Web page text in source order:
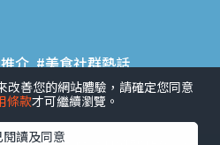
介 #美食社群熱話
應用程式 #限時搶
商戶中心 #著數
善您的網站體驗，請確定您同意
條款才可繼續瀏覽。
閱讀及同意